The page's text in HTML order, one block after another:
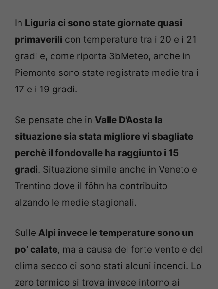
In Liguria ci sono state giornate quasi
primaverili con temperature tra i 20 e i 21
gradi e, come riporta 3bMeteo, anche in
Piemonte sono state registrate medie tra i
17 e i 19 gradi.
Se pensate che in Valle D’Aosta la
situazione sia stata migliore vi sbagliate
perchè il fondovalle ha raggiunto i 15
gradi. Situazione simile anche in Veneto e
Trentino dove il föhn ha contribuito
alzando le medie stagionali.
Sulle Alpi invece le temperature sono un
po’ calate, ma a causa del forte vento e del
clima secco ci sono stati alcuni incendi. Lo
zero termico si trova invece intorno ai